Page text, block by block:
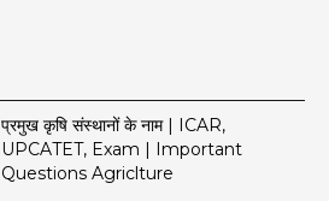
प्रमुख कृषि संस्थानों के नाम | ICAR,
UPCATET, Exam | Important
Questions Agriclture